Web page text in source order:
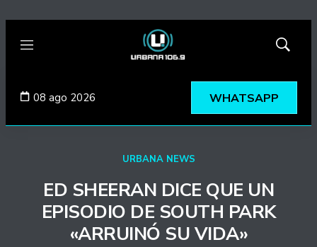
Menú
Mostrar
08 ago 2026 WHATSAPP
URBANA NEWS
ED SHEERAN DICE QUE UN
EPISODIO DE SOUTH PARK
«ARRUINÓ SU VIDA»